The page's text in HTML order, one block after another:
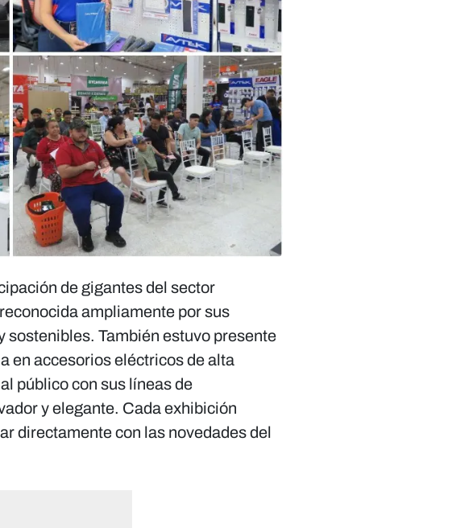
de gigantes del sector
ampliamente por sus
También estuvo presente
en accesorios eléctricos de alta
público con sus líneas de
y elegante. Cada exhibición
directamente con las novedades del